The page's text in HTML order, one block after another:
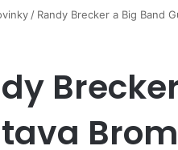
/ Randy Brecker a Big Band